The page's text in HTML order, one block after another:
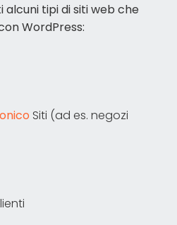
alcuni tipi di siti web che
WordPress:
Siti (ad es. negozi